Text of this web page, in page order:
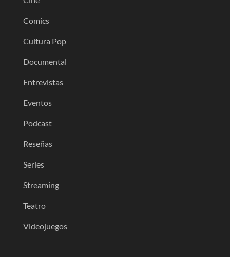
Comics
Cultura Pop
Documental
Entrevistas
Eventos
Podcast
Reseñas
Series
Streaming
Teatro
Videojuegos